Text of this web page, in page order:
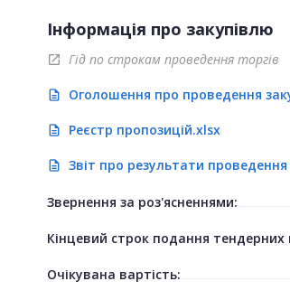
Інформація про закупівлю
open_in_new Гід по строкам проведення торгів
description Оголошення про проведення
description Реєстр пропозицій.xlsx
description Звіт про результати
Звернення за роз'ясненнями:
Кінцевий строк подання тендерних
Очікувана вартість: